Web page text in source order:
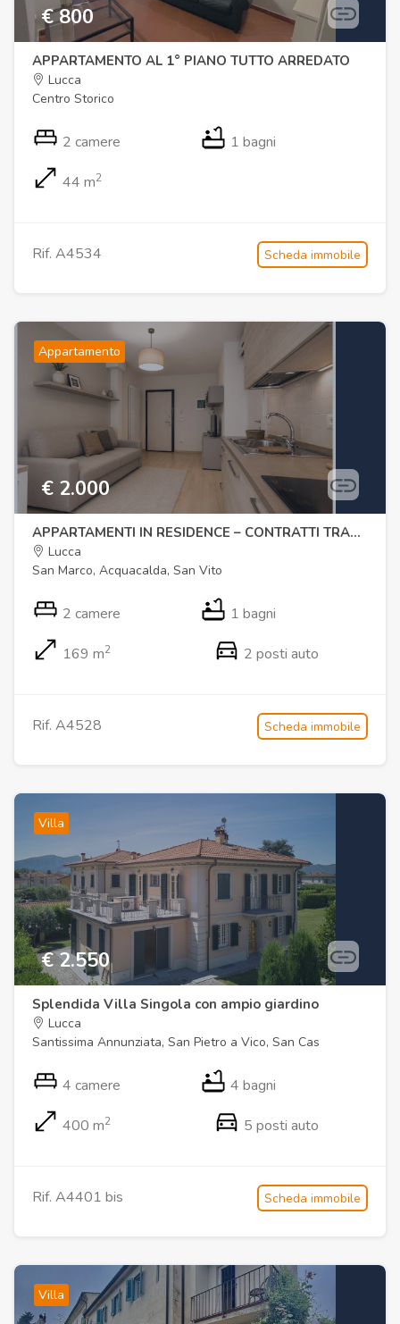
€ 800
APPARTAMENTO AL 1° PIANO TUTTO ARREDATO
Lucca
Centro Storico
2 camere 1 bagni
44 m2
Rif. A4534 Scheda immobile
Appartamento
€ 2.000
APPARTAMENTI IN RESIDENCE – CONTRATTI TRANSITORI DI 12 MESI
Lucca
San Marco, Acquacalda, San Vito
2 camere 1 bagni
169 m2 2 posti auto
Rif. A4528 Scheda immobile
Villa
€ 2.550
Splendida Villa Singola con ampio giardino
Lucca
Santissima Annunziata, San Pietro a Vico, San Cas
4 camere 4 bagni
400 m2 5 posti auto
Rif. A4401 bis Scheda immobile
Villa